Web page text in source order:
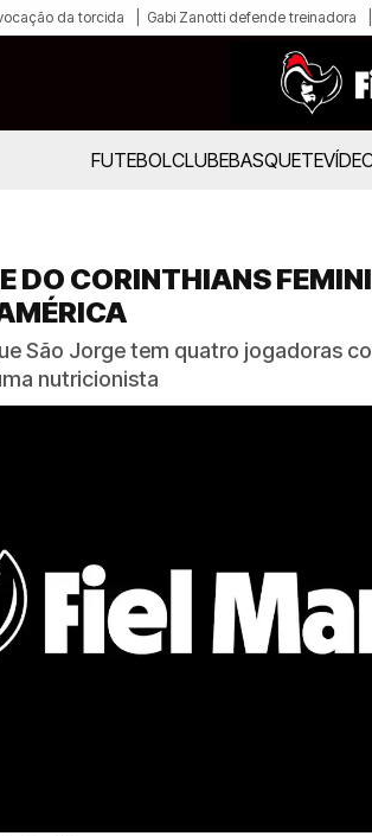
da torcida Gabi Zanotti defende treinadora
FUTEBOLCLUBEBASQUETE
DO CORINTHIANS
São Jorge tem quatro jogadoras
nutricionista